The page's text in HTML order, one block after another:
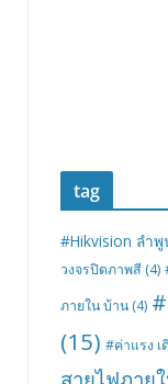
tag
#Hikvision ลำพู
วงจรปิดภาพสี (4)
ภายใน บ้าน (4)
(15) #ค่าแรง